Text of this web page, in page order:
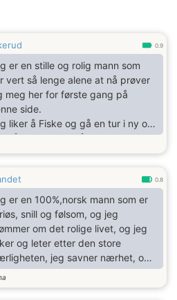
0.9
er en stille og rolig mann som
vert så lenge alene at nå prøver
meg her for første gang på
side.
liker å Fiske og gå en tur i ny og
Nå vil jeg prøve å finne den rette
inne.
0.8
er en 100%,norsk mann som er
snill og følsom, og jeg
om det rolige livet, og jeg
og leter etter den store
jeg savner nærhet, og
har mye varme og kjærlighet og
og gi den rette, og jeg har en